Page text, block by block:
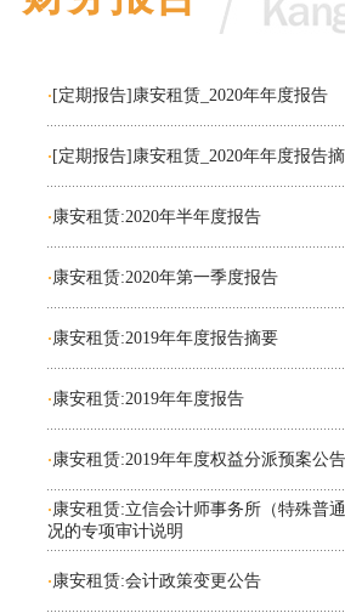
· [定期报告]康安租赁_2020年年度报告
· [定期报告]康安租赁_2020年年度报告
·康安租赁:2020年半年度报告
·康安租赁:2020年第一季度报告
·康安租赁:2019年年度报告摘要
·康安租赁:2019年年度报告
·康安租赁:2019年年度权益分派预案公告
·康安租赁:立信会计师事务所（特殊普
况的专项审计说明
·康安租赁:会计政策变更公告